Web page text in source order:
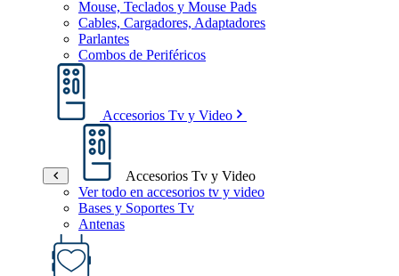
Mouse, Teclados y Mouse Pads
Cables, Cargadores, Adaptadores
Parlantes
Combos de Periféricos
Accesorios Tv y Video
Accesorios Tv y Video
Ver todo en accesorios tv y video
Bases y Soportes Tv
Antenas